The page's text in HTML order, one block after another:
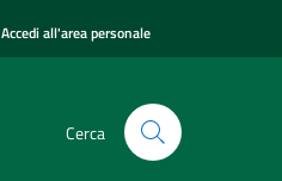
Accedi all'area personale
Cerca